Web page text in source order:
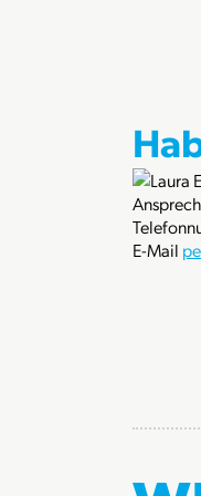
E-Mail